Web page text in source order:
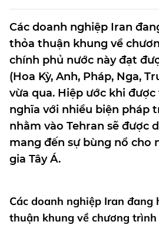
Các doanh nghiệp Iran
thỏa thuận khung về
chính phủ nước này đạt
(Hoa Kỳ, Anh, Pháp, Nga,
vừa qua. Hiệp ước khi
nghĩa với nhiều biện pháp
nhằm vào Tehran sẽ được
mang đến sự bùng nổ cho
gia Tây Á.
Các doanh nghiệp Iran đang
thuận khung về chương